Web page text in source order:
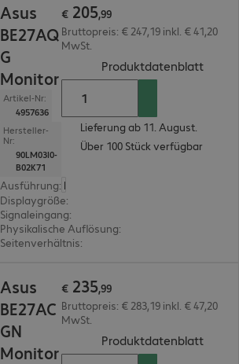
Asus
BE27AQ
G
Monitor
Artikel-Nr:
4957636
Hersteller-
Nr:
90LM03I0-
B02K71
Ausführung: Europäisch
Displaygröße:
Signaleingang:
Physikalische Auflösung:
Seitenverhältnis:
€ 205,99
Bruttopreis: € 247,19 inkl. € 41,20
MwSt.
Produktdatenblatt(
Lieferung ab 11. August.
Über 100 Stück verfügbar
Asus
BE27AC
GN
Monitor
€ 235,99
Bruttopreis: € 283,19 inkl. € 47,20
MwSt.
Produktdatenblatt(